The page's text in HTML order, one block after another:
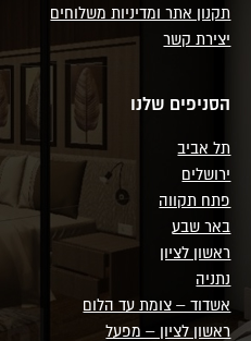
תקנון אתר ומדיניות משלוחים
יצירת קשר
הסניפים שלנו
תל אביב
ירושלים
פתח תקווה
באר שבע
ראשון לציון
נתניה
אשדוד – צומת עד הלום
ראשון לציון – מפעל